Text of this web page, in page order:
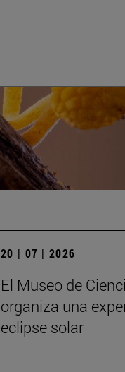
20 | 07 | 2026
El Museo de
organiza una
eclipse solar